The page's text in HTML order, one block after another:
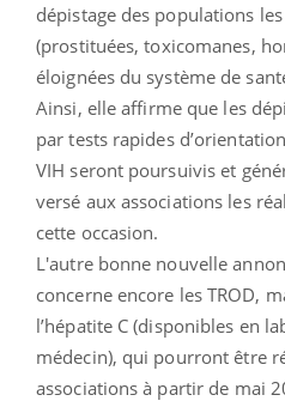
dépistage des populations
(prostituées, toxicomanes,
éloignées du système de
Ainsi, elle affirme que les
par tests rapides
VIH seront poursuivis et
versé aux associations les
cette occasion.
L'autre bonne nouvelle
concerne encore les TROD,
l’hépatite C (disponibles en
médecin), qui pourront être
associations à partir de mai